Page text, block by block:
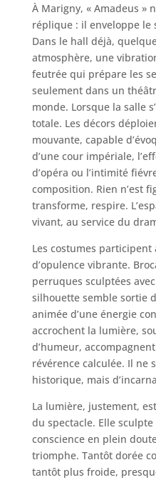
À Marigny, « Amadeus »
réplique : il enveloppe le
Dans le hall déjà,
atmosphère, une
feutrée qui prépare les
seulement dans un
monde. Lorsque la salle
totale. Les décors
mouvante, capable
d’une cour impériale,
d’opéra ou l’intimité
composition. Rien n’est
transforme, respire.
vivant, au service du
Les costumes participent
d’opulence vibrante.
perruques sculptées
silhouette semble sortie
animée d’une énergie
accrochent la lumière,
d’humeur,
révérence calculée. Il ne
historique, mais
La lumière, justement,
du spectacle. Elle
conscience en plein
triomphe. Tantôt dorée
tantôt plus froide,